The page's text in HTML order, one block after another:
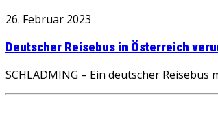
26. Februar 2023
Deutscher Reisebus in Österreich
SCHLADMING – Ein deutscher